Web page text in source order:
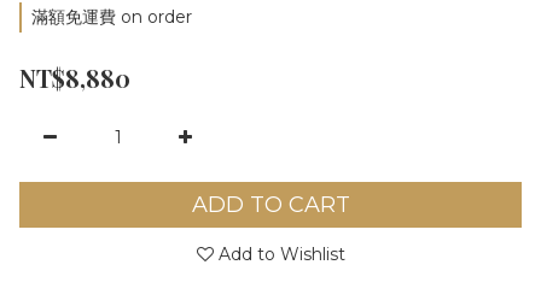
滿額免運費 on order
NT$8,880
ADD TO CART
Add to Wishlist